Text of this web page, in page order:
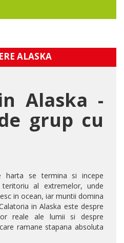
ALASKA
Alaska -
grup cu
harta se termina si incepe
al extremelor, unde
in ocean, iar muntii domina
in Alaska este despre
reale ale lumii si despre
ramane stapana absoluta